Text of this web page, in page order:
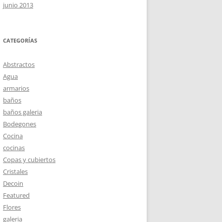
junio 2013
CATEGORÍAS
Abstractos
Agua
armarios
baños
baños galeria
Bodegones
Cocina
cocinas
Copas y cubiertos
Cristales
Decoin
Featured
Flores
galeria